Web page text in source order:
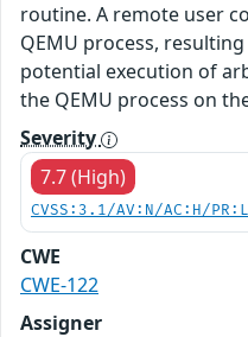
routine. A remote user
QEMU process,
potential execution of
the QEMU process on
Severity
7.7 (High)
CVSS:3.1/AV:N/AC:H/
CWE
CWE-122
Assigner